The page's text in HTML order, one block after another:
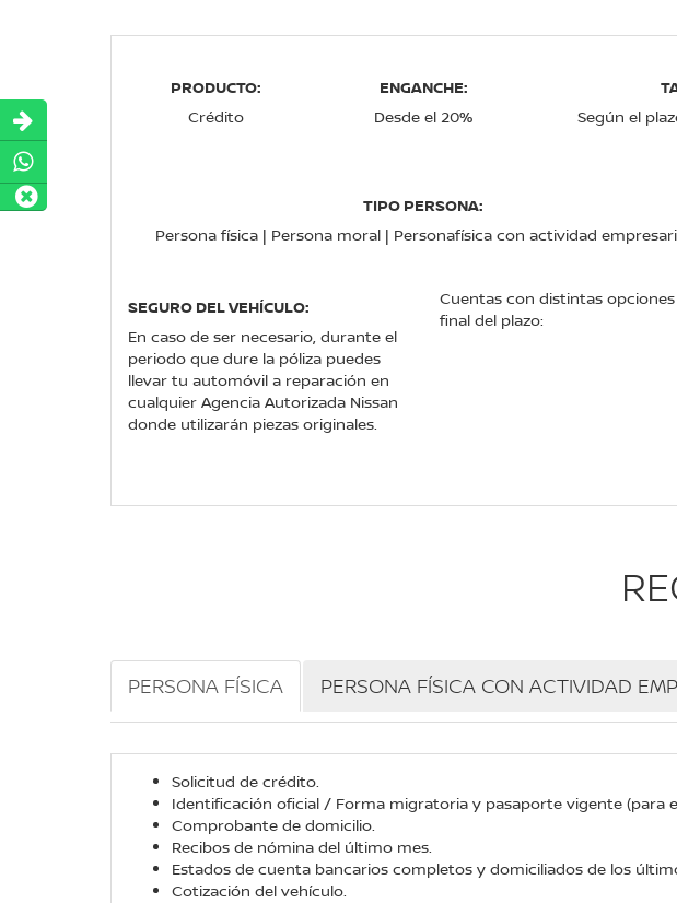
PRODUCTO:
Crédito
ENGANCHE:
Desde el 20%
Según el
TIPO PERSONA:
Persona física | Persona moral | Personafísica con actividad
SEGURO DEL VEHÍCULO:
En caso de ser necesario, durante el
periodo que dure la póliza puedes
llevar tu automóvil a reparación en
cualquier Agencia Autorizada Nissan
donde utilizarán piezas originales.
Cuentas con distintas opciones
final del plazo:
PERSONA FÍSICA PERSONA FÍSICA CON ACTIVIDAD
Solicitud de crédito.
Identificación oficial / Forma migratoria y pasaporte vigente (para
Comprobante de domicilio.
Recibos de nómina del último mes.
Estados de cuenta bancarios completos y domiciliados de los
Cotización del vehículo.